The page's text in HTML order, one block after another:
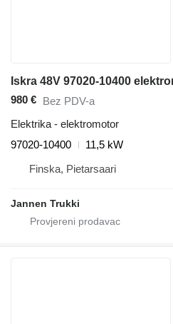
980 € Bez PDV-a
Elektrika - elektromotor
97020-10400
11,5 kW
Finska, Pietarsaari
Jannen Trukki